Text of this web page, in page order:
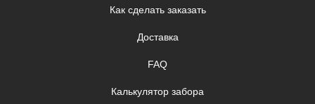
Как сделать заказать
Доставка
FAQ
Калькулятор забора